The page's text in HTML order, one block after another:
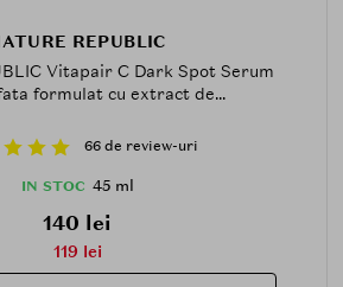
REPUBLIC
Vitapair C Dark Spot Serum
formulat cu extract de...
66 de review-uri
IN STOC 45 ml
140 lei
119 lei